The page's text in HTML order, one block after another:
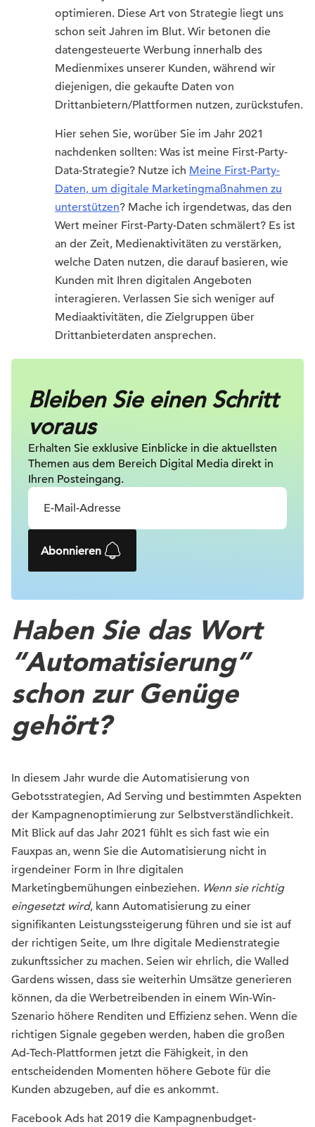
optimieren. Diese Art von Strategie liegt uns
schon seit Jahren im Blut. Wir betonen die
datengesteuerte Werbung innerhalb des
Medienmixes unserer Kunden, während wir
diejenigen, die gekaufte Daten von
Drittanbietern/Plattformen nutzen, zurückstufen.
Hier sehen Sie, worüber Sie im Jahr 2021
nachdenken sollten: Was ist meine First-Party-
Data-Strategie? Nutze ich Meine First-Party-
Daten, um digitale Marketingmaßnahmen zu
unterstützen? Mache ich irgendetwas, das den
Wert meiner First-Party-Daten schmälert? Es ist
an der Zeit, Medienaktivitäten zu verstärken,
welche Daten nutzen, die darauf basieren, wie
Kunden mit Ihren digitalen Angeboten
interagieren. Verlassen Sie sich weniger auf
Mediaaktivitäten, die Zielgruppen über
Drittanbieterdaten ansprechen.
Bleiben Sie einen Schritt
voraus
Erhalten Sie exklusive Einblicke in die aktuellsten
Themen aus dem Bereich Digital Media direkt in
Ihren Posteingang.
Abonnieren
Haben Sie das Wort
“Automatisierung”
schon zur Genüge
gehört?
In diesem Jahr wurde die Automatisierung von
Gebotsstrategien, Ad Serving und bestimmten Aspekten
der Kampagnenoptimierung zur Selbstverständlichkeit.
Mit Blick auf das Jahr 2021 fühlt es sich fast wie ein
Fauxpas an, wenn Sie die Automatisierung nicht in
irgendeiner Form in Ihre digitalen
Marketingbemühungen einbeziehen. Wenn sie richtig
eingesetzt wird, kann Automatisierung zu einer
signifikanten Leistungssteigerung führen und sie ist auf
der richtigen Seite, um Ihre digitale Medienstrategie
zukunftssicher zu machen. Seien wir ehrlich, die Walled
Gardens wissen, dass sie weiterhin Umsätze generieren
können, da die Werbetreibenden in einem Win-Win-
Szenario höhere Renditen und Effizienz sehen. Wenn die
richtigen Signale gegeben werden, haben die großen
Ad-Tech-Plattformen jetzt die Fähigkeit, in den
entscheidenden Momenten höhere Gebote für die
Kunden abzugeben, auf die es ankommt.
Facebook Ads hat 2019 die Kampagnenbudget-